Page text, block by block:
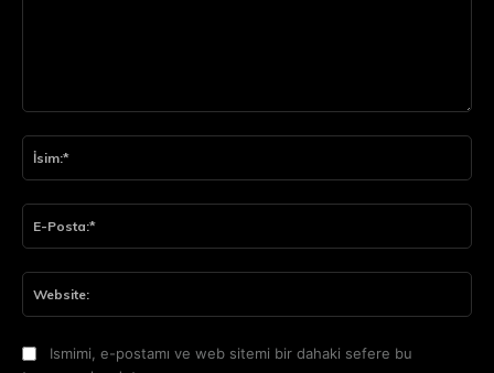
Ismimi, e-postamı ve web sitemi bir dahaki sefere bu